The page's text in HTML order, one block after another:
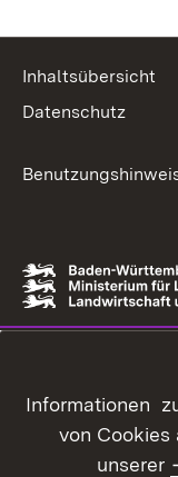
Inhaltsübersicht
Datenschutz
Informationen
von
unserer